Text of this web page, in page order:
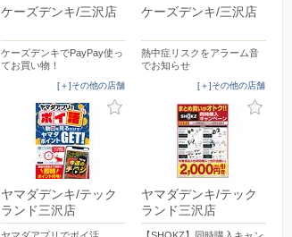
ケーズデンキ/三沢店
ケーズデンキでPayPay使っ
てお買い物！
[＋]その他の店舗
ケーズデンキ/三沢店
熱中症リスクをアラーム音
でお知らせ
[＋]その他の店舗
ヤマダデンキ/テック
ランド三沢店
ヤマダデンキ/テック
ランド三沢店